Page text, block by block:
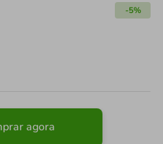
-5%
agora